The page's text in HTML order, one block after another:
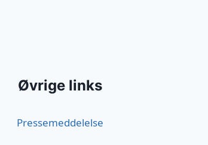
Øvrige links
Pressemeddelelse